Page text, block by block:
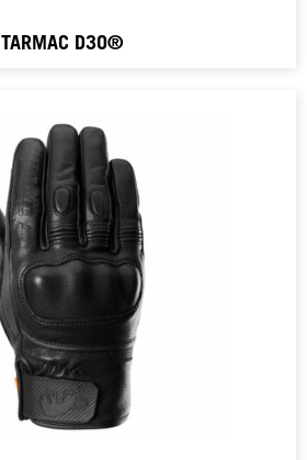
TARMAC D3O®